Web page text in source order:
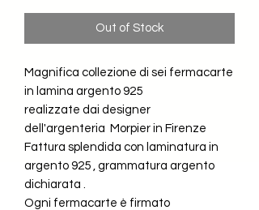
Out of Stock
Magnifica collezione di sei fermacarte
in lamina argento 925
realizzate dai designer
dell'argenteria Morpier in Firenze
Fattura splendida con laminatura in
argento 925 , grammatura argento
dichiarata .
Ogni fermacarte è firmato